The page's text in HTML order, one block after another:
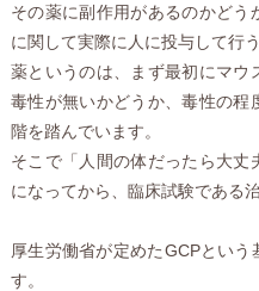
その薬に副作用があるのかど
に関して実際に人に投与して行
薬というのは、まず最初にマウ
毒性が無いかどうか、毒性の程
階を踏んでいます。
そこで「人間の体だったら大
になってから、臨床試験である
厚生労働省が定めたGCPとい
す。